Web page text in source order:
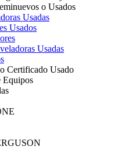
o Usados
Usadas
Usados
Usadas
Certificado Usado
Equipos